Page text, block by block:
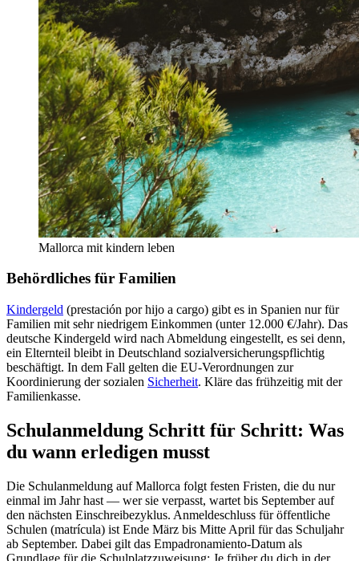
Mallorca mit kindern leben
Behördliches für Familien
Kindergeld (prestación por hijo a cargo) gibt es in Spanien nur für
Familien mit sehr niedrigem Einkommen (unter 12.000 €/Jahr). Das
deutsche Kindergeld wird nach Abmeldung eingestellt, es sei denn,
ein Elternteil bleibt in Deutschland sozialversicherungspflichtig
beschäftigt. In dem Fall gelten die EU-Verordnungen zur
Koordinierung der sozialen Sicherheit. Kläre das frühzeitig mit der
Familienkasse.
Schulanmeldung Schritt für Schritt: Was
du wann erledigen musst
Die Schulanmeldung auf Mallorca folgt festen Fristen, die du nur
einmal im Jahr hast — wer sie verpasst, wartet bis September auf
den nächsten Einschreibezyklus. Anmeldeschluss für öffentliche
Schulen (matrícula) ist Ende März bis Mitte April für das Schuljahr
ab September. Dabei gilt das Empadronamiento-Datum als
Grundlage für die Schulplatzzuweisung: Je früher du dich in der